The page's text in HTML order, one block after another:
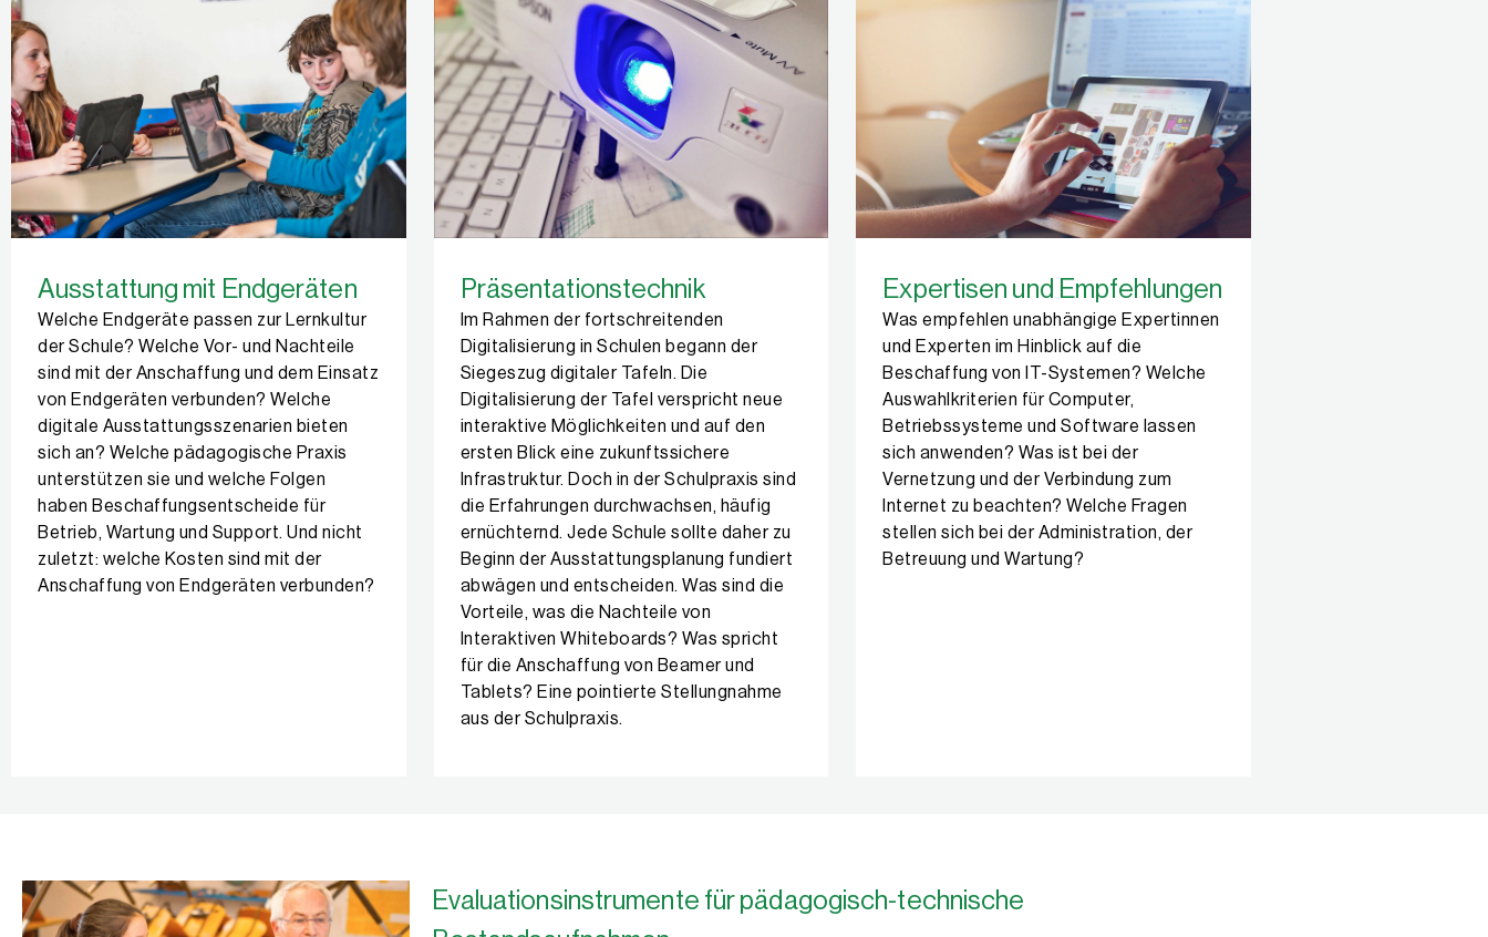
Ausstattung mit Endgeräten
Welche Endgeräte passen zur Lernkultur
der Schule? Welche Vor- und Nachteile
sind mit der Anschaffung und dem Einsatz
von Endgeräten verbunden? Welche
digitale Ausstattungsszenarien bieten
sich an? Welche pädagogische Praxis
unterstützen sie und welche Folgen
haben Beschaffungsentscheide für
Betrieb, Wartung und Support. Und nicht
zuletzt: welche Kosten sind mit der
Anschaffung von Endgeräten verbunden?
Präsentationstechnik
Im Rahmen der fortschreitenden
Digitalisierung in Schulen begann der
Siegeszug digitaler Tafeln. Die
Digitalisierung der Tafel verspricht neue
interaktive Möglichkeiten und auf den
ersten Blick eine zukunftssichere
Infrastruktur. Doch in der Schulpraxis sind
die Erfahrungen durchwachsen, häufig
ernüchternd. Jede Schule sollte daher zu
Beginn der Ausstattungsplanung fundiert
abwägen und entscheiden. Was sind die
Vorteile, was die Nachteile von
Interaktiven Whiteboards? Was spricht
für die Anschaffung von Beamer und
Tablets? Eine pointierte Stellungnahme
aus der Schulpraxis.
Expertisen und Empfehlungen
Was empfehlen unabhängige Expertinnen
und Experten im Hinblick auf die
Beschaffung von IT-Systemen? Welche
Auswahlkriterien für Computer,
Betriebssysteme und Software lassen
sich anwenden? Was ist bei der
Vernetzung und der Verbindung zum
Internet zu beachten? Welche Fragen
stellen sich bei der Administration, der
Betreuung und Wartung?
Evaluationsinstrumente für pädagogisch-technische